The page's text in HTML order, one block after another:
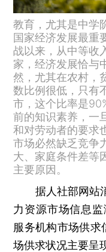
教育，尤其是中学
国家经济发展最重
战以来，从中等收
家，经济发展恰与
然，尤其在农村，
数比例很低，只有
市，这个比率是
前的知识素养，一
和对劳动者的要求
市场必然缺乏竞争
大、家庭条件差等
主要原因。
据人社部网站消
力资源市场信息
服务机构市场供求
场供求状况主要呈